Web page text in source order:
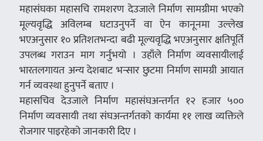
महासंघका महासचि रामशरण देउजाले निर्माण सामग्रीमा भएको
मूल्यवृद्धि अविलम्ब घटाउनुपर्ने वा ऐन कानूनमा उल्लेख
भएअनुसार १० प्रतिशतभन्दा बढी मूल्यवृद्धि भएअनुसार क्षतिपूर्ति
उपलब्ध गराउन माग गर्नुभयो । उहाँले निर्माण व्यवसायीलाई
भारतलगायत अन्य देशबाट भन्सार छुटमा निर्माण सामग्री आयात
गर्न व्यवस्था हुनुपर्ने बताए ।
महासचिव देउजाले निर्माण महासंघअन्तर्गत १२ हजार ५००
निर्माण व्यवसायी तथा संघअन्तर्गतको कार्यमा ११ लाख व्यक्तिले
रोजगार पाइरहेको जानकारी दिए ।